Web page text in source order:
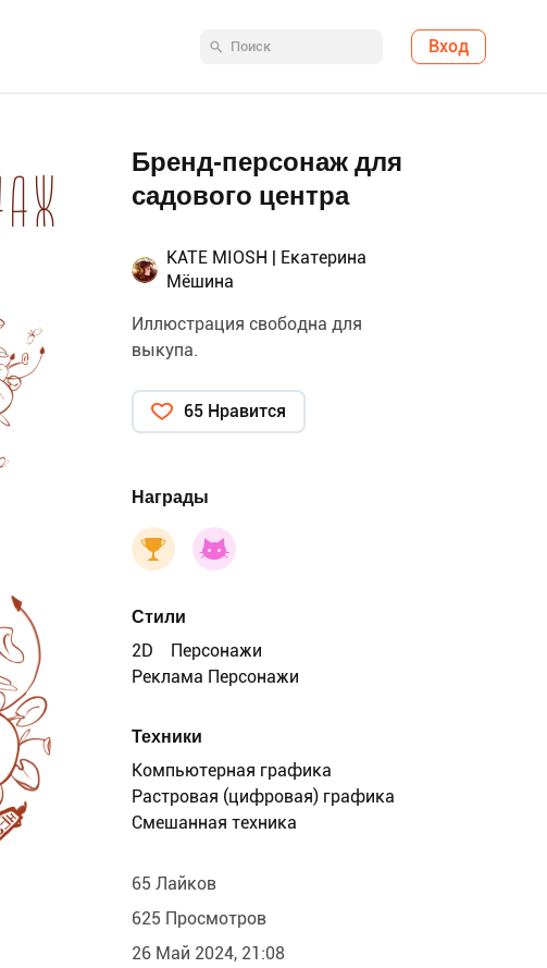
Вход
Бренд-персонаж для
садового центра
KATE MIOSH | Екатерина
Мёшина
Иллюстрация свободна для
выкупа.
65 Нравится
Награды
Стили
2D
Персонажи
Реклама Персонажи
Техники
Компьютерная графика
Растровая (цифровая) графика
Смешанная техника
65 Лайков
625 Просмотров
26 Май 2024, 21:08